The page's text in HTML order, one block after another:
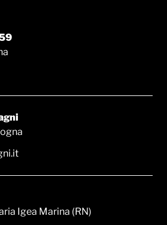
Igea Marina (RN)